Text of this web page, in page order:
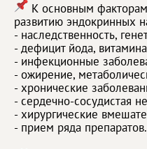
К основным
развитию эндокринных
- наследственность,
- дефицит йода,
- инфекционные
- ожирение,
- хронические
- сердечно-сосудистая
- хирургические
- прием ряда препаратов.